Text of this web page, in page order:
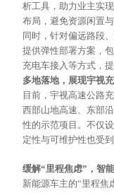
析工具，助力业主实现
布局，避免资源闲置与
同时，针对偏远路段
提供弹性部署方案，
充电车接入等方式，提
多地落地，展现宇视
目前，宇视高速公路
西部山地高速、东部
性的示范项目。不仅
定性与可维护性也受
缓解“里程焦虑”，智
新能源车主的“里程焦